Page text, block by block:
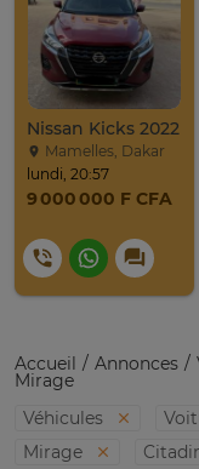
Nissan Kicks 2022
Mamelles, Dakar
lundi, 20:57
9 000 000 F CFA
Accueil Annonces
Mirage
Véhicules
Mirage